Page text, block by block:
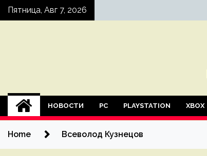
SkipПятница, Авг 7, 2026
НОВОСТИ PC PLAYSTATION XBOX
Home Всеволод Кузнецов